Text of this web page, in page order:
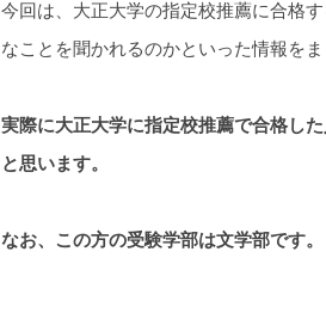
今回は、大正大学の指定校推薦に合格
なことを聞かれるのかといった情報をま
実際に大正大学に指定校推薦で合格し
と思います。
なお、この方の受験学部は文学部です。